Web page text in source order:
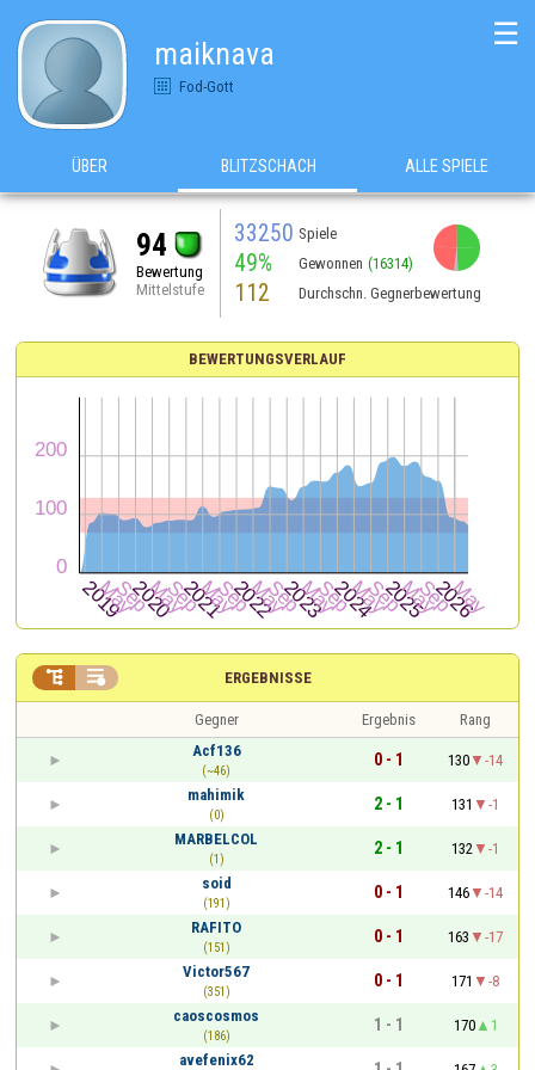
maiknava
Fod-Gott
☰
ÜBER BLITZSCHACH ALLE SPIELE
94
Bewertung
Mittelstufe
33250 Spiele
49% Gewonnen (16314)
112 Durchschn. Gegnerbewertung
BEWERTUNGSVERLAUF
ERGEBNISSE
 
Gegner Ergebnis
Rang
Acf136
(~46)
0 - 1 130
-14
mahimik
(0)
2 - 1 131
-1
MARBELCOL
(1)
2 - 1 132
-1
soid
(191)
0 - 1 146
-14
RAFITO
(151)
0 - 1 163
-17
Victor567
(351)
0 - 1 171
-8
caoscosmos
(186)
1 - 1 170
1
avefenix62